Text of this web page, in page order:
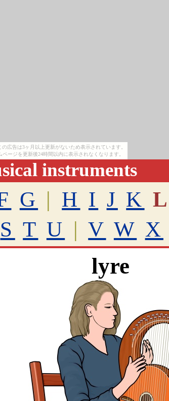
の広告は3ヶ月以上更新がないため表示されています。
ページを更新後24時間以内に表示されなくなります。
instruments
G | H I J K
S T U | V W X
lyre